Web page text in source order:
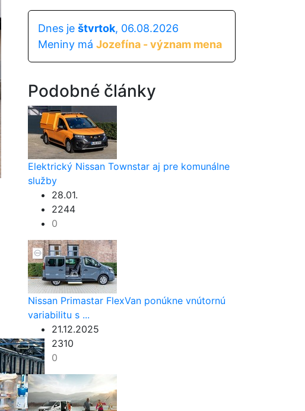
Dnes je štvrtok, 06.08.2026
Meniny má Jozefína - význam mena
Podobné články
Elektrický Nissan Townstar aj pre komunálne
služby
28.01.
2244
0
Nissan Primastar FlexVan ponúkne vnútornú
variabilitu s ...
21.12.2025
2310
0